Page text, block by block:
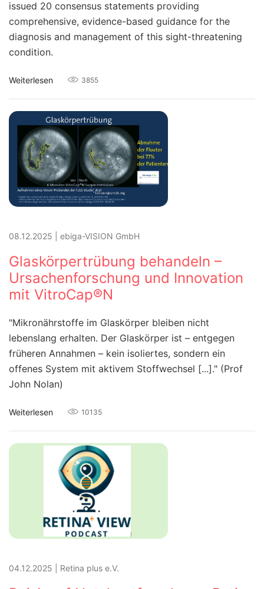
issued 20 consensus statements providing
comprehensive, evidence-based guidance for the
diagnosis and management of this sight-threatening
condition.
Weiterlesen 3855
08.12.2025 ebiga-VISION GmbH
Glaskörpertrübung behandeln –
Ursachenforschung und Innovation
mit VitroCap®N
"Mikronährstoffe im Glaskörper bleiben nicht
lebenslang erhalten. Der Glaskörper ist – entgegen
früheren Annahmen – kein isoliertes, sondern ein
offenes System mit aktivem Stoffwechsel [...]." (Prof
John Nolan)
Weiterlesen 10135
04.12.2025 Retina plus e.V.